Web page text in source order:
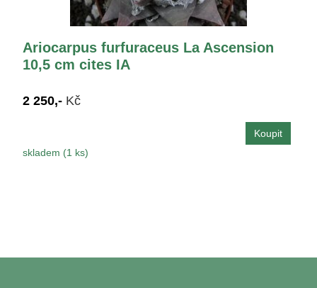
Ariocarpus furfuraceus La Ascension
10,5 cm cites IA
2 250,- Kč
skladem (1 ks)